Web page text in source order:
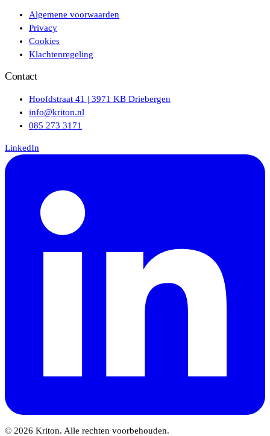
Algemene voorwaarden
Privacy
Cookies
Klachtenregeling
Contact
Hoofdstraat 41 | 3971 KB Driebergen
info@kriton.nl
085 273 3171
LinkedIn
© 2026 Kriton. Alle rechten voorbehouden.